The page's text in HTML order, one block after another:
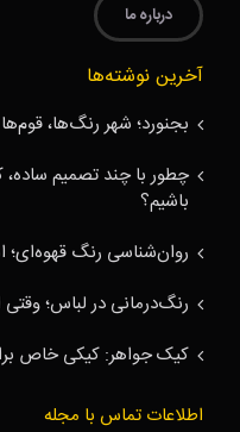
درباره ما
آخرین نوشته‌ها
بجنورد؛ شهر رنگ‌ها،
چطور با چند تصمیم
باشیم؟
روان‌شناسی رنگ
رنگ‌درمانی در لباس؛
کیک جواهر: کیکی خاص برای تولد ۶۲
اطلاعات تماس با مجله